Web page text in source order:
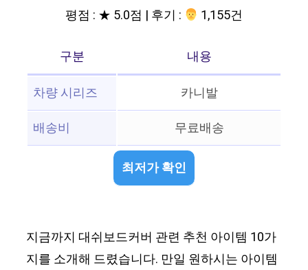
평점 : ★ 5.0점 | 후기 :
‍‍ 1,155건
구분
내용
차량 시리즈
카니발
배송비
무료배송
최저가 확인
지금까지 대쉬보드커버 관련 추천 아이템 10가
지를 소개해 드렸습니다. 만일 원하시는 아이템